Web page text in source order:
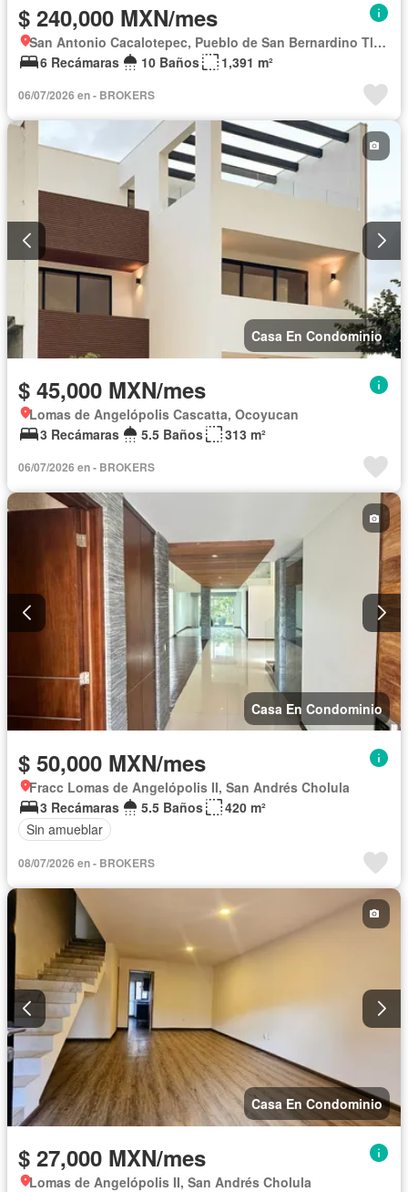
$ 240,000 MXN/mes
San Antonio Cacalotepec, Pueblo de San Bernardino Tlaxcalancingo
6 Recámaras
10 Baños 1,391 m²
06/07/2026 en - BROKERS
Casa En Condominio
$ 45,000 MXN/mes
Lomas de Angelópolis Cascatta, Ocoyucan
3 Recámaras
5.5 Baños 313 m²
06/07/2026 en - BROKERS
Casa En Condominio
$ 50,000 MXN/mes
Fracc Lomas de Angelópolis II, San Andrés Cholula
3 Recámaras
5.5 Baños
420 m²
Sin amueblar
08/07/2026 en - BROKERS
Casa En Condominio
$ 27,000 MXN/mes
Lomas de Angelópolis II, San Andrés Cholula